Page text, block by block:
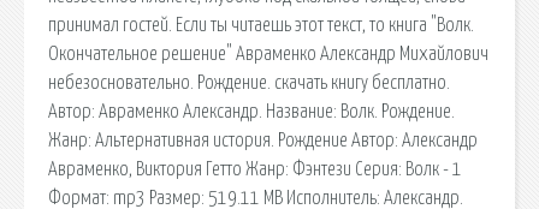
принимал гостей. Если ты читаешь этот текст, то книга "Волк.
Окончательное решение" Авраменко Александр Михайлович
небезосновательно. Рождение. скачать книгу бесплатно.
Автор: Авраменко Александр. Название: Волк. Рождение.
Жанр: Альтернативная история. Рождение Автор: Александр
Авраменко, Виктория Гетто Жанр: Фэнтези Серия: Волк - 1
Формат: mp3 Размер: 519.11 MB Исполнитель: Александр.